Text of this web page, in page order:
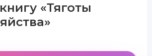
«Тяготы